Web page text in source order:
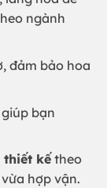
ngành
đảm bảo hoa
giúp bạn
thiết kếtheo
hợp vận.